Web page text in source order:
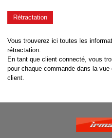
Rétractation
Vous trouverez ici toutes les
rétractation.
En tant que client connecté, vous
pour chaque commande dans la
client.